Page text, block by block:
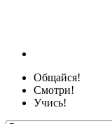
Общайся!
Смотри!
Учись!